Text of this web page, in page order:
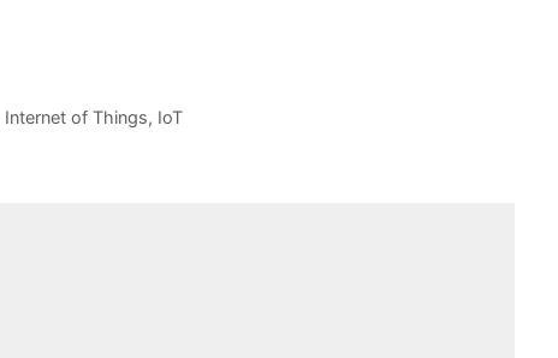
Internet of Things, IoT